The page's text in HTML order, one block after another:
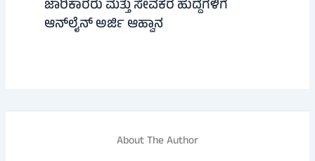
ಜಾರಿಕಾರರು ಮತ್ತು ಸೇವಕರ ಹುದ್ದೆಗಳಿಗೆ
ಆನ್‌ಲೈನ್ ಅರ್ಜಿ ಆಹ್ವಾನ
About The Author